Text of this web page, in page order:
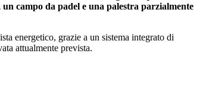
campo da padel e una palestra parzialmente
energetico, grazie a un sistema integrato di
attualmente prevista.